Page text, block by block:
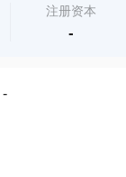
注册资本
-
-